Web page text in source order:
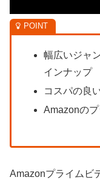
幅広いジャ
インナップ
コスパの良
Amazonの
Amazonプライムビ